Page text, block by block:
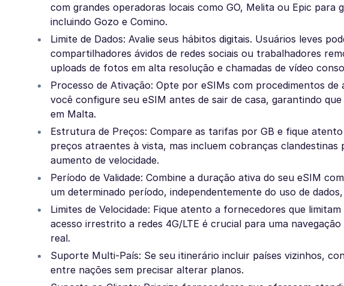
com grandes operadoras locais como GO, Melita ou Epic
incluindo Gozo e Comino.
Limite de Dados: Avalie seus hábitos digitais. Usuários leves
compartilhadores ávidos de redes sociais ou trabalhadores
uploads de fotos em alta resolução e chamadas de vídeo
Processo de Ativação: Opte por eSIMs com procedimentos
você configure seu eSIM antes de sair de casa, garantindo
em Malta.
Estrutura de Preços: Compare as tarifas por GB e fique
preços atraentes à vista, mas incluem cobranças
aumento de velocidade.
Período de Validade: Combine a duração ativa do seu eSIM
um determinado período, independentemente do uso de
Limites de Velocidade: Fique atento a fornecedores que
acesso irrestrito a redes 4G/LTE é crucial para uma
real.
Suporte Multi-País: Se seu itinerário incluir países vizinhos,
entre nações sem precisar alterar planos.